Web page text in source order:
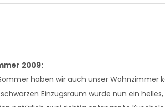
2009:
haben wir auch unser Wohnzimmer
Einzugsraum wurde nun ein